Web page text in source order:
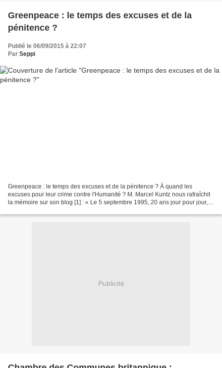
Greenpeace : le temps des excuses et de la
pénitence ?
Publié le 06/09/2015 à 22:07
Par Seppi
Greenpeace : le temps des excuses et de la pénitence ? À quand les
excuses pour leur crime contre l'Humanité ? M. Marcel Kuntz nous rafraîchit
la mémoire sur son blog [1] : « Le 5 septembre 1995, 20 ans jour pour jour,
Publicité